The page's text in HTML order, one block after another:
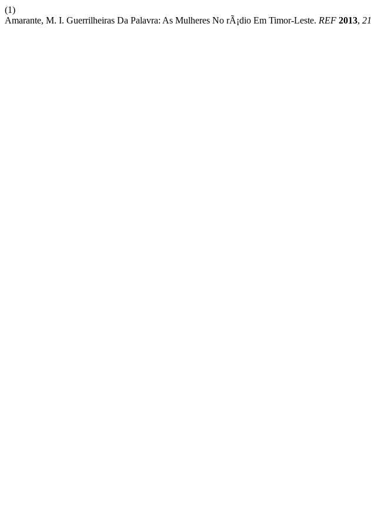
(1)
Amarante, M. I. Guerrilheiras Da Palavra: As Mulheres No rÃ¡dio Em Timor-Leste. REF 2013, 21